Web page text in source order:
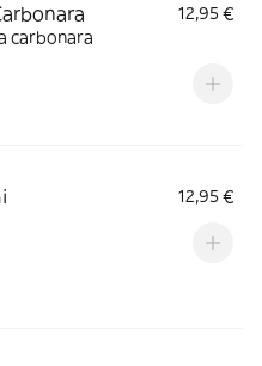
12,95 €
carbonara
12,95 €